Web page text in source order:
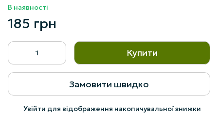
В наявності
185 грн
Купити
Замовити швидко
Увійти для відображення накопичувальної знижки